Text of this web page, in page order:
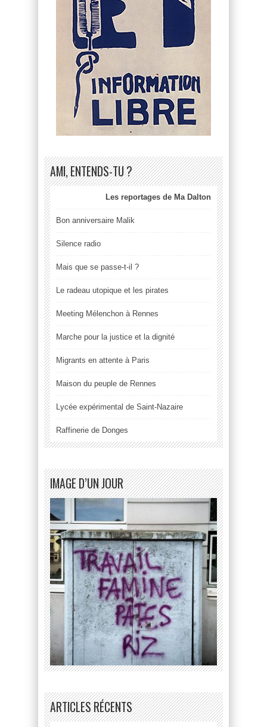
AMI, ENTENDS-TU ?
Les reportages de Ma Dalton
Bon anniversaire Malik
Silence radio
Mais que se passe-t-il ?
Le radeau utopique et les pirates
Meeting Mélenchon à Rennes
Marche pour la justice et la dignité
Migrants en attente à Paris
Maison du peuple de Rennes
Lycée expérimental de Saint-Nazaire
Raffinerie de Donges
IMAGE D’UN JOUR
ARTICLES RÉCENTS